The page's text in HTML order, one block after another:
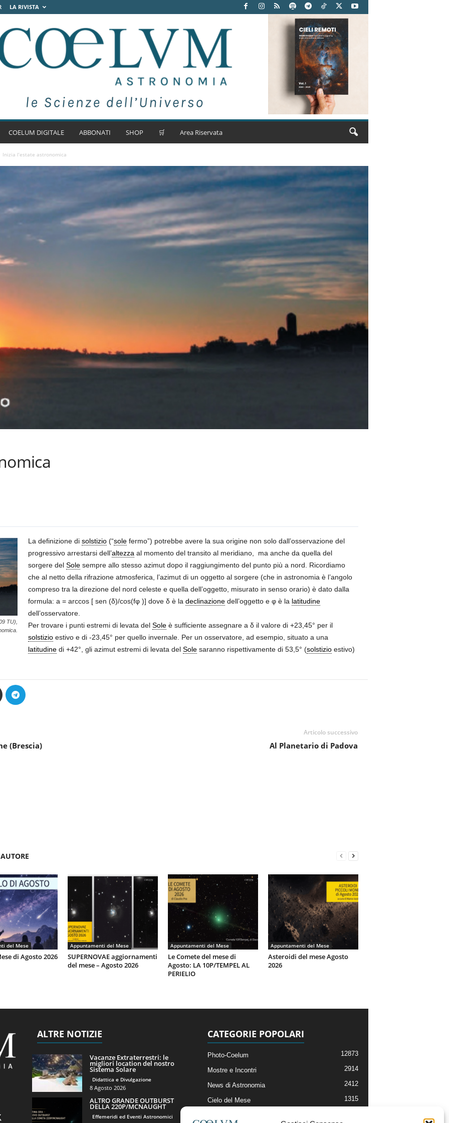
LA RIVISTA
COELUM DIGITALE ABBONATI SHOP 🛒 Area Riservata
Inizia l’estate astronomica
TU),
La definizione di solstizio(“solefermo”) potrebbe avere la sua origine non solo dall’osservazione del
progressivo arrestarsi dell’altezzaal momento del transito al meridiano, ma anche da quella del
sorgere del Solesempre allo stesso azimut dopo il raggiungimento del punto più a nord. Ricordiamo
che al netto della rifrazione atmosferica, l’azimut di un oggetto al sorgere (che in astronomia è l’angolo
compreso tra la direzione del nord celeste e quella dell’oggetto, misurato in senso orario) è dato dalla
formula: a = arccos [ sen (δ)/cos(fφ )] dove δ è la declinazionedell’oggetto e φ è la latitudine
dell’osservatore.
Per trovare i punti estremi di levata del Soleè sufficiente assegnare a δ il valore di +23,45° per il
solstizioestivo e di -23,45° per quello invernale. Per un osservatore, ad esempio, situato a una
latitudinedi +42°, gli azimut estremi di levata del Solesaranno rispettivamente di 53,5° (solstizioestivo)
(Brescia)
Articolo successivo
Al Planetario di Padova
del Mese
di Agosto 2026
Appuntamenti del Mese
SUPERNOVAE aggiornamenti
del mese – Agosto 2026
Appuntamenti del Mese
Le Comete del mese di
Agosto: LA 10P/TEMPEL AL
PERIELIO
Appuntamenti del Mese
Asteroidi del mese Agosto
2026
ALTRE NOTIZIE
Vacanze Extraterrestri: le
migliori location del nostro
Sistema Solare
Didattica e Divulgazione
8 Agosto 2026
ALTRO GRANDE OUTBURST
DELLA 220P/MCNAUGHT
Effemeridi ed Eventi Astronomici
CATEGORIE POPOLARI
Photo-Coelum 12873
Mostre e Incontri 2914
News di Astronomia 2412
Cielo del Mese 1315